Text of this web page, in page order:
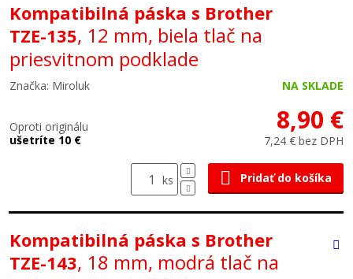
Kompatibilná páska s Brother
TZE-135, 12 mm, biela tlač na
priesvitnom podklade
Značka: Miroluk NA SKLADE
Oproti originálu
ušetríte 10 €
8,90 €
7,24 € bez DPH
ks Pridať do košíka
Kompatibilná páska s Brother
TZE-143, 18 mm, modrá tlač na